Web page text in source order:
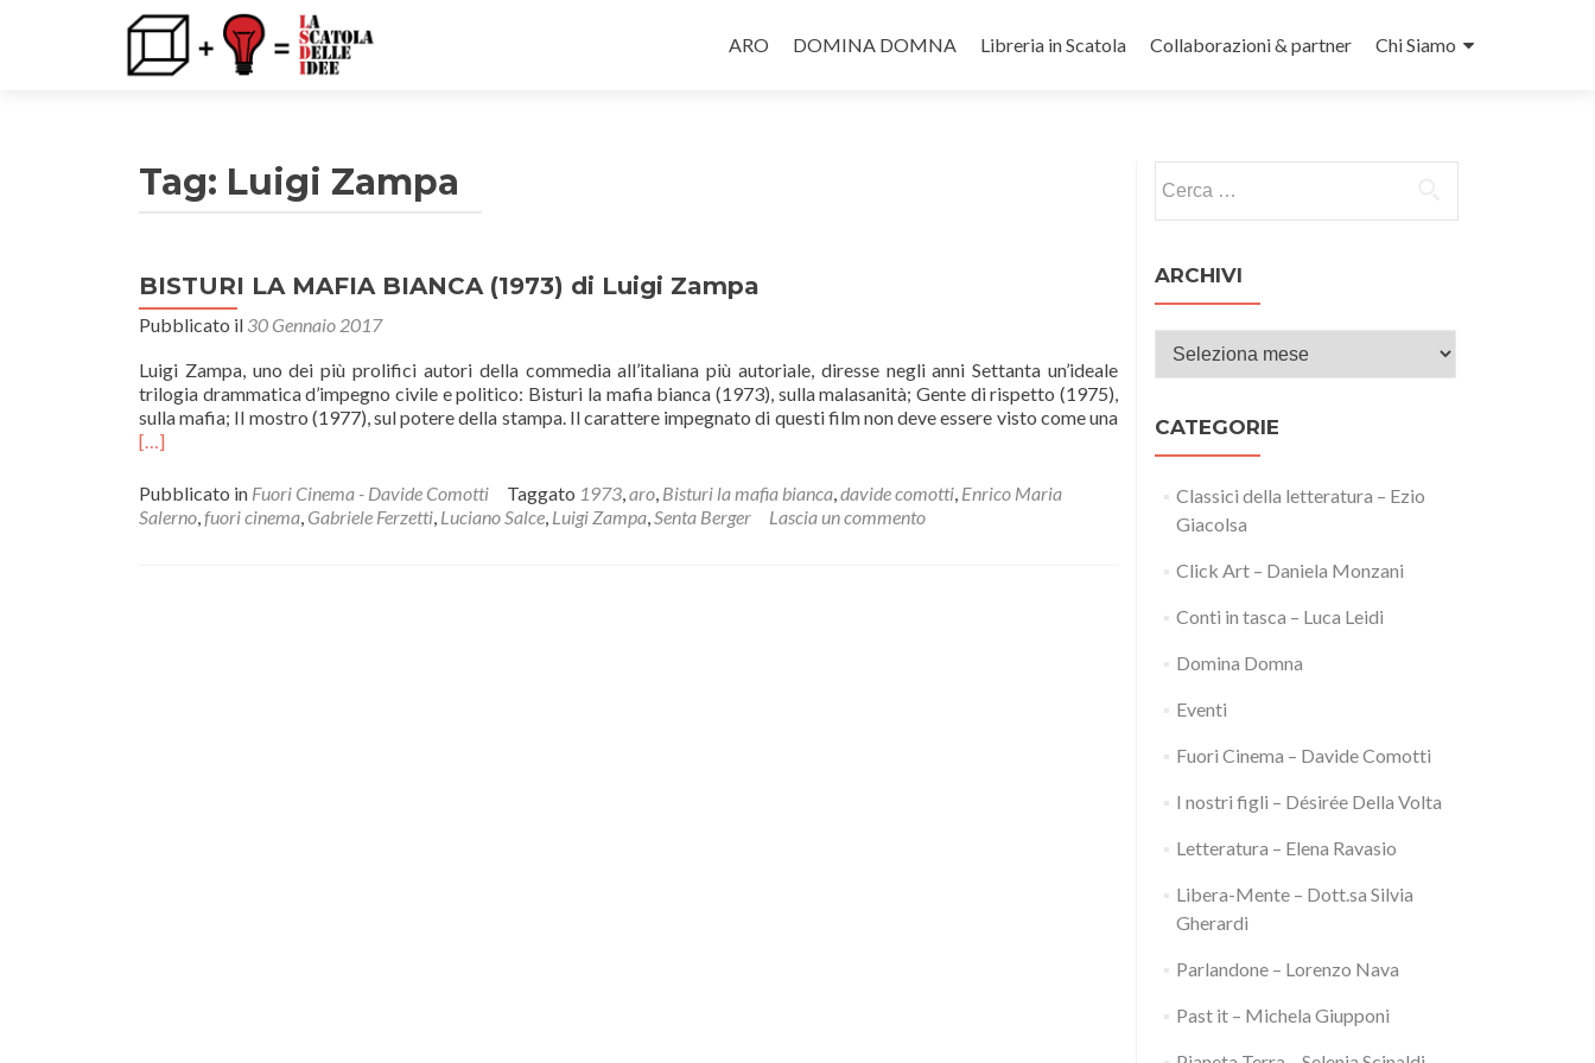
ARO
DOMINA DOMNA Libreria in Scatola Collaborazioni & partner Chi Siamo
Tag: Luigi Zampa
BISTURI LA MAFIA BIANCA (1973) di Luigi Zampa
Pubblicato il 30 Gennaio 2017
Luigi Zampa, uno dei più prolifici autori della commedia all’italiana più autoriale, diresse negli anni Settanta un’ideale
trilogia drammatica d’impegno civile e politico: Bisturi la mafia bianca (1973), sulla malasanità; Gente di rispetto (1975),
sulla mafia; Il mostro (1977), sul potere della stampa. Il carattere impegnato di questi film non deve essere visto come unaLeggi
piùBISTURI
BIANCA
[…]
Pubblicato in Fuori Cinema - Davide Comotti Taggato 1973,aro, Bisturi la mafia bianca,davide comotti, Enrico Maria
Salerno,fuori cinema, Gabriele Ferzetti, Luciano Salce, Luigi Zampa,Senta Berger Lascia un commento
ARCHIVI
Archivi
CATEGORIE
Classici della letteratura – Ezio
Giacolsa
Click Art – Daniela Monzani
Conti in tasca – Luca Leidi
Domina Domna
Eventi
Fuori Cinema – Davide Comotti
I nostri figli – Désirée Della Volta
Letteratura – Elena Ravasio
Libera-Mente – Dott.sa Silvia
Gherardi
Parlandone – Lorenzo Nava
Past it – Michela Giupponi